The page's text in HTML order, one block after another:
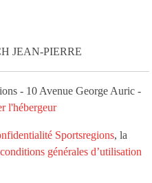
JEAN-PIERRE
- 10 Avenue George Auric -
l'hébergeur
Sportsregions, la
conditions générales d’utilisation